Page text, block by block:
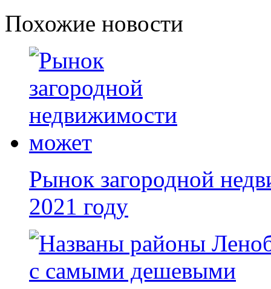
Похожие новости
Рынок загородной
2021 году